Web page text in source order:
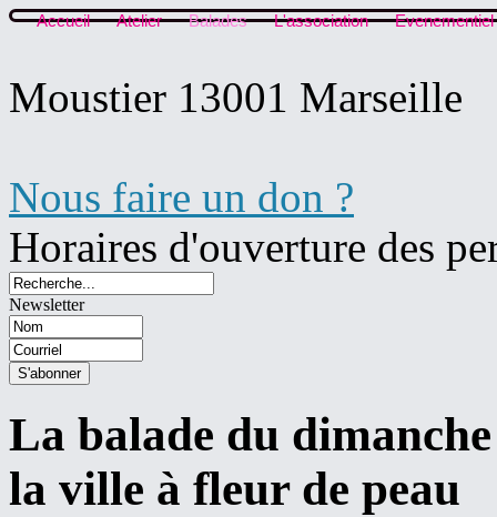
Accueil Atelier Balades L'association Evenementiel
Moustier 13001 Marseille
Nous faire un don ?
Horaires d'ouverture des
Newsletter
La balade du
la ville à fleur de peau